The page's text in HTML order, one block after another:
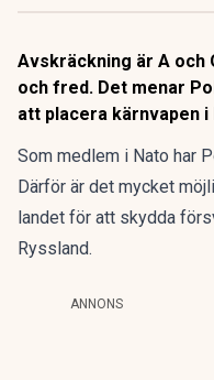
Avskräckning är A
och fred. Det menar
att placera kärnvapen i
Som medlem i Nato har
Därför är det mycket
landet för att skydda
Ryssland.
ANNONS